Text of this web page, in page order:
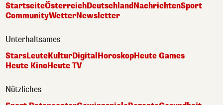
StartseiteÖsterreichDeutschlandNachrichtenSport
CommunityWetterNewsletter
Unterhaltsames
StarsLeuteKulturDigitalHoroskopHeute Games
Heute KinoHeute TV
Nützliches